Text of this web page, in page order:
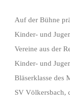
Auf der Bühne
Kinder- und
Vereine aus der
Kinder- und
Bläserklasse des
SV Völkersbach,